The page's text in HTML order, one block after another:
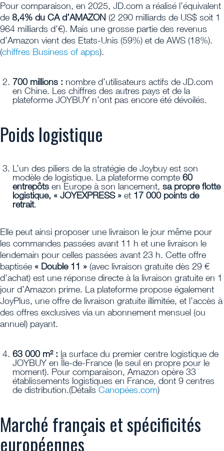
Pour comparaison, en 2025, JD.com a réalisé l’équivalent
de 8,4% du CA d’AMAZON (2 290 milliards de US$ soit 1
964 milliards d’€). Mais une grosse partie des revenus
d’Amazon vient des Etats-Unis (59%) et de AWS (18%).
(chiffres Business of apps).
700 millions : nombre d’utilisateurs actifs de JD.com
en Chine. Les chiffres des autres pays et de la
plateforme JOYBUY n’ont pas encore été dévoilés.
Poids logistique
L’un des piliers de la stratégie de Joybuy est son
modèle de logistique. La plateforme compte 60
entrepôts en Europe à son lancement, sa propre flotte
logistique, « JOYEXPRESS » et 17 000 points de
retrait.
Elle peut ainsi proposer une livraison le jour même pour
les commandes passées avant 11 h et une livraison le
lendemain pour celles passées avant 23 h. Cette offre
baptisée « Double 11 » (avec livraison gratuite dès 29 €
d’achat) est une réponse directe à la livraison gratuite en 1
jour d’Amazon prime. La plateforme propose également
JoyPlus, une offre de livraison gratuite illimitée, et l’accès à
des offres exclusives via un abonnement mensuel (ou
annuel) payant.
63 000 m² : la surface du premier centre logistique de
JOYBUY en Île-de-France (le seul en propre pour le
moment). Pour comparaison, Amazon opère 33
établissements logistiques en France, dont 9 centres
de distribution.(Détails Canopées.com)
Marché français et spécificités
européennes